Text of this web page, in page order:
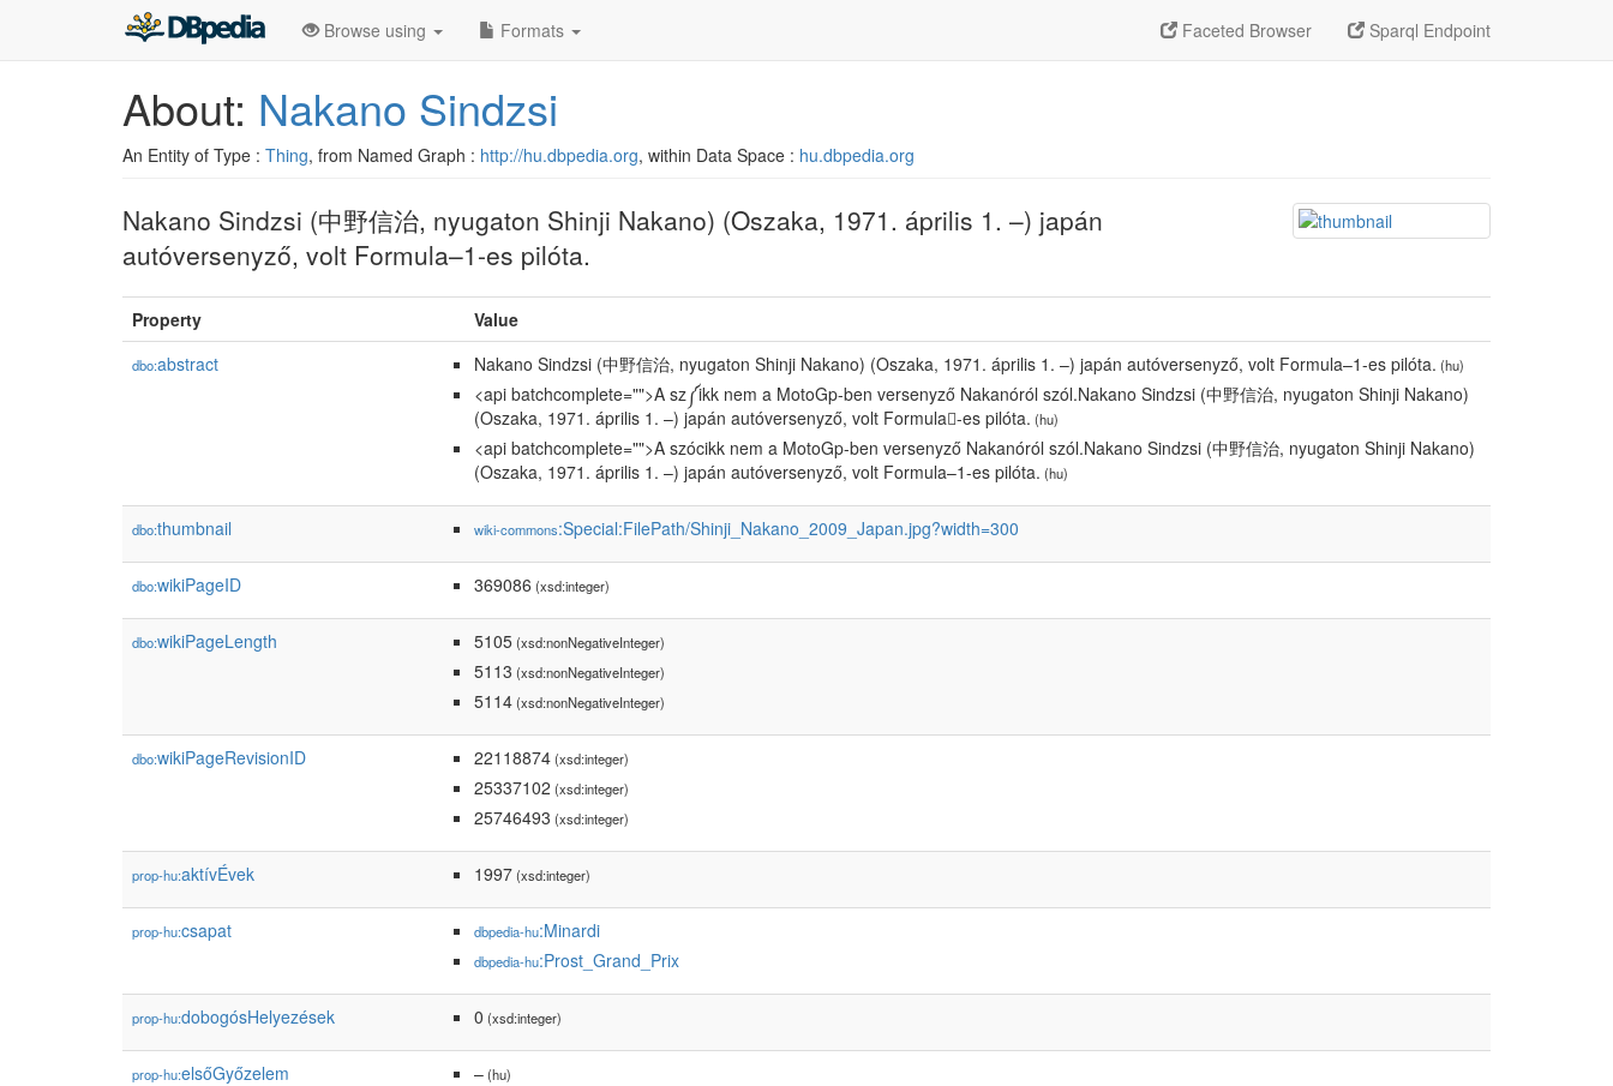
Faceted Browser Sparql Endpoint
Browse using Formats
About: Nakano Sindzsi
An Entity of Type : Thing, from Named Graph : http://hu.dbpedia.org, within Data Space : hu.dbpedia.org
Nakano Sindzsi (中野信治, nyugaton Shinji Nakano) (Oszaka, 1971. április 1. –) japán
autóversenyző, volt Formula–1-es pilóta.
Property Value
dbo:abstract Nakano Sindzsi (中野信治, nyugaton Shinji Nakano) (Oszaka, 1971. április 1. –) japán autóversenyző, volt Formula–1-es pilóta. (hu)
<api batchcomplete="">A sz༼ikk nem a MotoGp-ben versenyző Nakanóról szól.Nakano Sindzsi (中野信治, nyugaton Shinji Nakano)
(Oszaka, 1971. április 1. –) japán autóversenyző, volt Formula𠄱-es pilóta. (hu)
<api batchcomplete="">A szócikk nem a MotoGp-ben versenyző Nakanóról szól.Nakano Sindzsi (中野信治, nyugaton Shinji Nakano)
(Oszaka, 1971. április 1. –) japán autóversenyző, volt Formula–1-es pilóta. (hu)
dbo:thumbnail wiki-commons:Special:FilePath/Shinji_Nakano_2009_Japan.jpg?width=300
dbo:wikiPageID 369086 (xsd:integer)
dbo:wikiPageLength 5105(xsd:nonNegativeInteger)
5113 (xsd:nonNegativeInteger)
5114(xsd:nonNegativeInteger)
dbo:wikiPageRevisionID 22118874(xsd:integer)
25337102 (xsd:integer)
25746493 (xsd:integer)
prop-hu:aktívÉvek 1997(xsd:integer)
prop-hu:csapat dbpedia-hu:Minardi
dbpedia-hu:Prost_Grand_Prix
prop-hu:dobogósHelyezések 0 (xsd:integer)
prop-hu:elsőGyőzelem –(hu)